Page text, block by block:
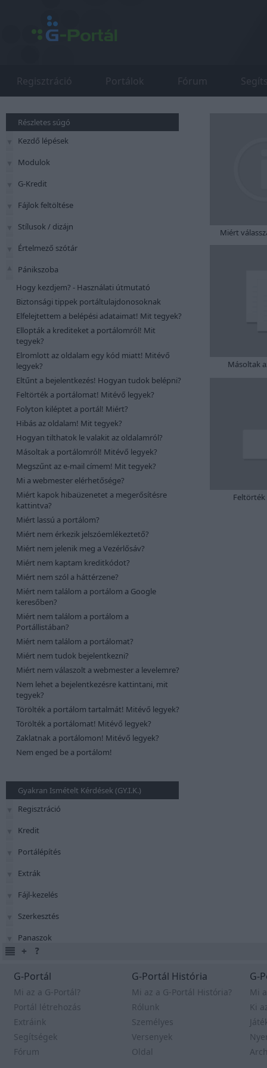
Regisztráció Portálok Fórum
Részletes súgó
Kezdő lépések
Modulok
G-Kredit
Fájlok feltöltése
Stílusok / dizájn
Értelmező szótár
Pánikszoba
Hogy kezdjem? - Használati útmutató
Biztonsági tippek portáltulajdonosoknak
Elfelejtettem a belépési adataimat! Mit tegyek?
Ellopták a krediteket a portálomról! Mit
tegyek?
Elromlott az oldalam egy kód miatt! Mitévő
legyek?
Eltűnt a bejelentkezés! Hogyan tudok belépni?
Feltörték a portálomat! Mitévő legyek?
Folyton kiléptet a portál! Miért?
Hibás az oldalam! Mit tegyek?
Hogyan tilthatok le valakit az oldalamról?
Másoltak a portálomról! Mitévő legyek?
Megszűnt az e-mail címem! Mit tegyek?
Mi a webmester elérhetősége?
Miért kapok hibaüzenetet a megerősítésre
kattintva?
Miért lassú a portálom?
Miért nem érkezik jelszóemlékeztető?
Miért nem jelenik meg a Vezérlősáv?
Miért nem kaptam kreditkódot?
Miért nem szól a háttérzene?
Miért nem találom a portálom a Google
keresőben?
Miért nem találom a portálom a
Portállistában?
Miért nem találom a portálomat?
Miért nem tudok bejelentkezni?
Miért nem válaszolt a webmester a levelemre?
Nem lehet a bejelentkezésre kattintani, mit
tegyek?
Törölték a portálom tartalmát! Mitévő legyek?
Törölték a portálomat! Mitévő legyek?
Zaklatnak a portálomon! Mitévő legyek?
Nem enged be a portálom!
Gyakran Ismételt Kérdések (GY.I.K.)
Regisztráció
Kredit
Portálépítés
Extrák
Fájl-kezelés
Szerkesztés
Panaszok
Miért
Másoltak
Feltörték
G-Portál
Mi az a G-Portál?
Portál létrehozás
Extráink
Segítségek
Fórum
G-Portál História
Mi az a G-Portál História?
Rólunk
Személyes
Versenyek
Oldal
G-
Mi
Ki